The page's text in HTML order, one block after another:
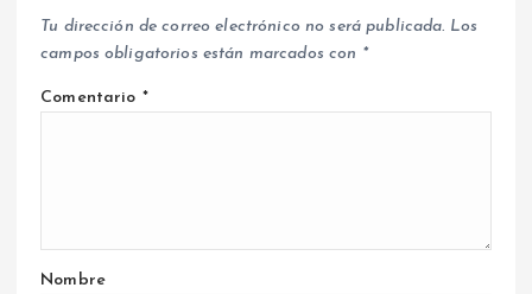
Tu dirección de correo electrónico no será publicada. Los
campos obligatorios están marcados con *
Comentario *
Nombre